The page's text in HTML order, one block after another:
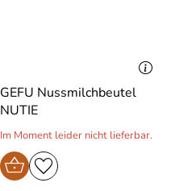
GEFU Nussmilchbeutel
NUTIE
Im Moment leider nicht lieferbar.